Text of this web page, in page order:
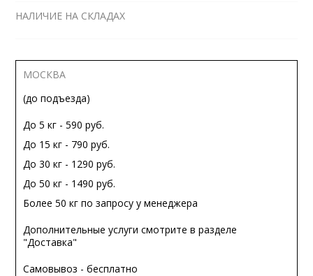
НАЛИЧИЕ НА СКЛАДАХ
МОСКВА
(до подъезда)
До 5 кг - 590 руб.
До 15 кг - 790 руб.
До 30 кг - 1290 руб.
До 50 кг - 1490 руб.
Более 50 кг по запросу у менеджера
Дополнительные услуги смотрите в разделе
"Доставка"
Самовывоз - бесплатно